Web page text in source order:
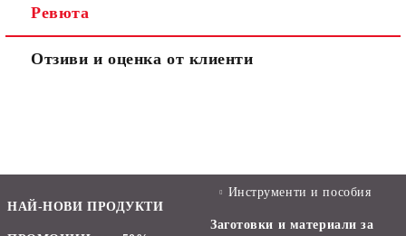
Ревюта
Отзиви и оценка от клиенти
НАЙ-НОВИ ПРОДУКТИ
Инструменти и пособия
Заготовки и материали за